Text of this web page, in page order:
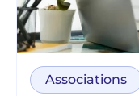
Associations